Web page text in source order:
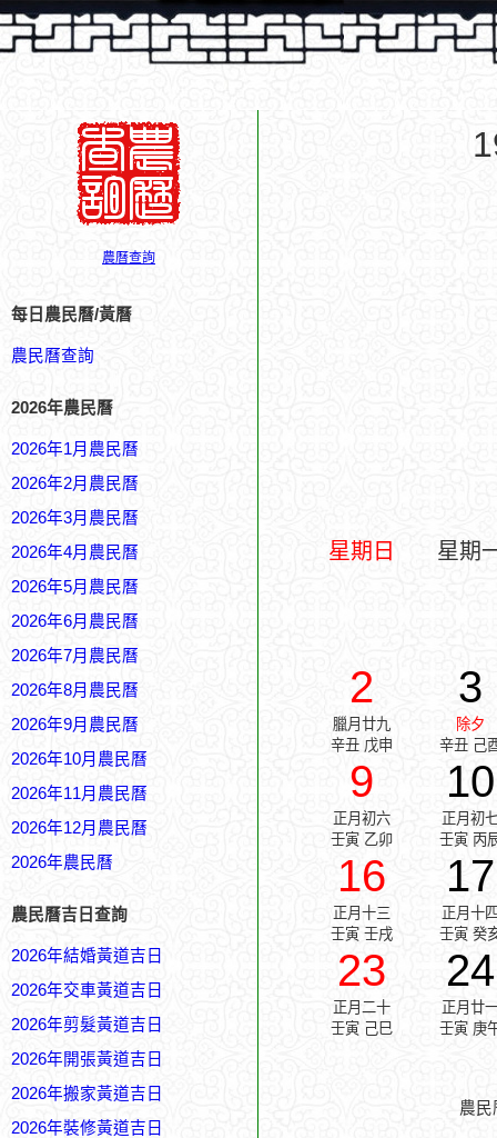
農曆查詢
每日農民曆/黃曆
農民曆查詢
2026年農民曆
2026年1月農民曆
2026年2月農民曆
2026年3月農民曆
2026年4月農民曆
2026年5月農民曆
2026年6月農民曆
2026年7月農民曆
2026年8月農民曆
2026年9月農民曆
2026年10月農民曆
2026年11月農民曆
2026年12月農民曆
2026年農民曆
農民曆吉日查詢
2026年結婚黃道吉日
2026年交車黃道吉日
2026年剪髮黃道吉日
2026年開張黃道吉日
2026年搬家黃道吉日
2026年裝修黃道吉日
星期日 星期
2
臘月廿九
辛丑 戊申
3
除夕
辛丑 己
9
正月初六
壬寅 乙卯
10
正月初
壬寅 丙
16
正月十三
壬寅 壬戌
17
正月十
壬寅 癸
23
正月二十
壬寅 己巳
24
正月廿
壬寅 庚
農